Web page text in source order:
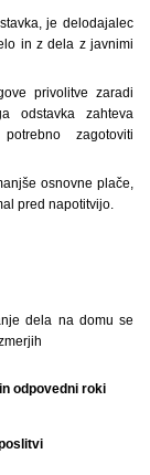
je delodajalec
in z dela z javnimi
privolitve zaradi
odstavka zahteva
zagotoviti
osnovne plače,
pred napotitvijo.
dela na domu se
odpovedni roki